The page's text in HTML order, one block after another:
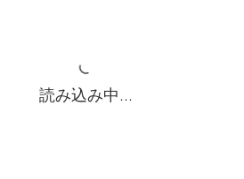
読み込み中...